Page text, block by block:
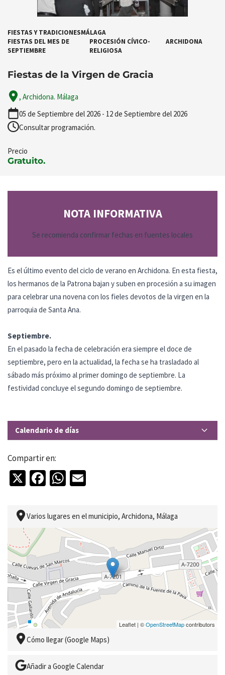
FIESTAS Y TRADICIONESMÁLAGA
FIESTAS DEL MES DE
SEPTIEMBRE
PROCESIÓN CÍVICO-
RELIGIOSA
ARCHIDONA
Fiestas de la Virgen de Gracia
, Archidona. Málaga
05 de Septiembre del 2026 - 12 de Septiembre del 2026
Consultar programación.
Precio
Gratuito.
NOTA INFORMATIVA
Se recomienda confirmar fechas en fuentes locales
Es el último evento del ciclo de verano en Archidona. En esta fiesta,
los hermanos de la Patrona bajan y suben en procesión a su imagen
para celebrar una novena con los fieles devotos de la virgen en la
parroquia de Santa Ana.
Septiembre.
En el pasado la fecha de celebración era siempre el doce de
septiembre, pero en la actualidad, la fecha se ha trasladado al
sábado más próximo al primer domingo de septiembre. La
festividad concluye el segundo domingo de septiembre.
Calendario de días
05 de Septiembre de 2026
12 de Septiembre de 2026
Compartir en:
X Facebook
WhatsApp
Varios lugares en el municipio, Archidona, Málaga
Leaflet | ©OpenStreetMapcontributors
Cómo llegar (Google Maps)
Añadir a Google Calendar